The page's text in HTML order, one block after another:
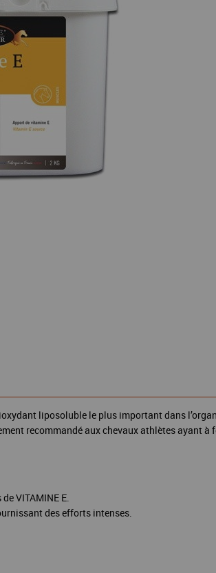
liposoluble le plus important dans
recommandé aux chevaux athlètes ayant
VITAMINE E.
des efforts intenses.